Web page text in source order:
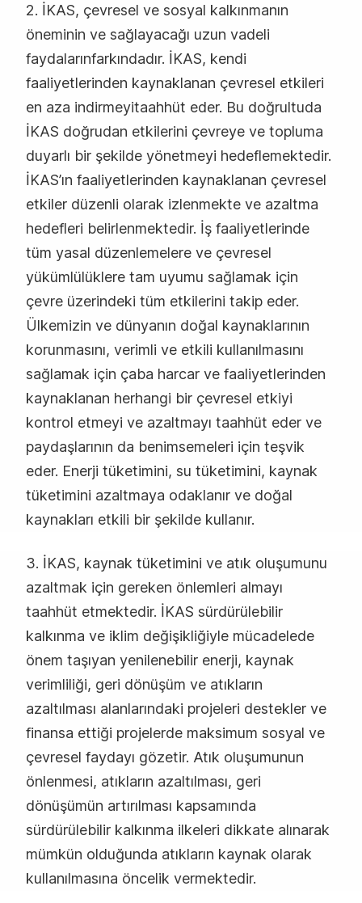
2. İKAS, çevresel ve sosyal kalkınmanın
öneminin ve sağlayacağı uzun vadeli
faydalarınfarkındadır. İKAS, kendi
faaliyetlerinden kaynaklanan çevresel etkileri
en aza indirmeyitaahhüt eder. Bu doğrultuda
İKAS doğrudan etkilerini çevreye ve topluma
duyarlı bir şekilde yönetmeyi hedeflemektedir.
İKAS’ın faaliyetlerinden kaynaklanan çevresel
etkiler düzenli olarak izlenmekte ve azaltma
hedefleri belirlenmektedir. İş faaliyetlerinde
tüm yasal düzenlemelere ve çevresel
yükümlülüklere tam uyumu sağlamak için
çevre üzerindeki tüm etkilerini takip eder.
Ülkemizin ve dünyanın doğal kaynaklarının
korunmasını, verimli ve etkili kullanılmasını
sağlamak için çaba harcar ve faaliyetlerinden
kaynaklanan herhangi bir çevresel etkiyi
kontrol etmeyi ve azaltmayı taahhüt eder ve
paydaşlarının da benimsemeleri için teşvik
eder. Enerji tüketimini, su tüketimini, kaynak
tüketimini azaltmaya odaklanır ve doğal
kaynakları etkili bir şekilde kullanır.
3. İKAS, kaynak tüketimini ve atık oluşumunu
azaltmak için gereken önlemleri almayı
taahhüt etmektedir. İKAS sürdürülebilir
kalkınma ve iklim değişikliğiyle mücadelede
önem taşıyan yenilenebilir enerji, kaynak
verimliliği, geri dönüşüm ve atıkların
azaltılması alanlarındaki projeleri destekler ve
finansa ettiği projelerde maksimum sosyal ve
çevresel faydayı gözetir. Atık oluşumunun
önlenmesi, atıkların azaltılması, geri
dönüşümün artırılması kapsamında
sürdürülebilir kalkınma ilkeleri dikkate alınarak
mümkün olduğunda atıkların kaynak olarak
kullanılmasına öncelik vermektedir.